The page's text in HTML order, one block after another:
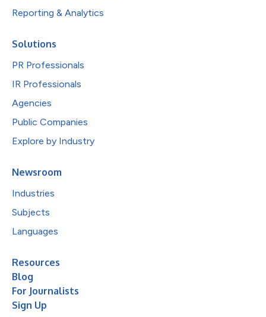
Reporting & Analytics
Solutions
PR Professionals
IR Professionals
Agencies
Public Companies
Explore by Industry
Newsroom
Industries
Subjects
Languages
Resources
Blog
For Journalists
Sign Up